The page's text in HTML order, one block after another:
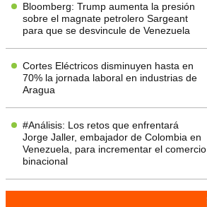
Bloomberg: Trump aumenta la presión
sobre el magnate petrolero Sargeant
para que se desvincule de Venezuela
Cortes Eléctricos disminuyen hasta en
70% la jornada laboral en industrias de
Aragua
#Análisis: Los retos que enfrentará
Jorge Jaller, embajador de Colombia en
Venezuela, para incrementar el comercio
binacional